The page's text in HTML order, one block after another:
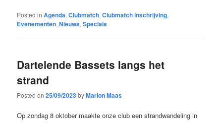
Posted in Agenda,Clubmatch,Clubmatch inschrijving,
Evenementen,Nieuws,Specials
Dartelende Bassets langs het
strand
Posted on25/09/2023byMarion Maas
Op zondag 8 oktober maakte onze club een strandwandeling in